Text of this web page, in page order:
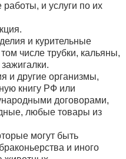
и услуги по их
и курительные
числе трубки, кальяны,
и другие организмы,
книгу РФ или
договорами,
любые товары из
могут быть
и иного